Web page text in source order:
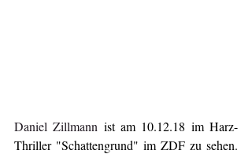
Daniel Zillmann ist am 10.12.18 im Harz-
Thriller "Schattengrund" im ZDF zu sehen.